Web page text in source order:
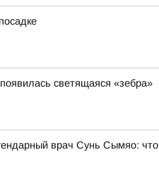
светящаяся «зебра»
врач Сунь Сымяо: